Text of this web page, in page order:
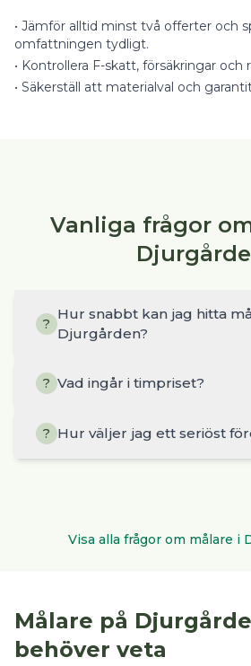
• Jämför alltid minst två offerter och
omfattningen tydligt.
• Kontrollera F-skatt, försäkringar och
• Säkerställ att materialval och
Vanliga frågor
?
Hur snabbt kan jag hitta
Djurgården?
? Vad ingår i timpriset?
? Hur väljer jag ett seriöst
Visa alla frågor om målare i
Målare på
behöver veta